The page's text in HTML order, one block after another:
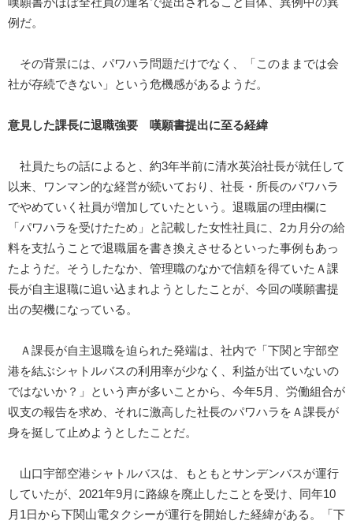
例だ。
その背景には、パワハラ問題だけでなく、「このままでは会
社が存続できない」という危機感があるようだ。
意見した課長に退職強要 嘆願書提出に至る経緯
社員たちの話によると、約3年半前に清水英治社長が就任して
以来、ワンマン的な経営が続いており、社長・所長のパワハラ
でやめていく社員が増加していたという。退職届の理由欄に
「パワハラを受けたため」と記載した女性社員に、2カ月分の給
料を支払うことで退職届を書き換えさせるといった事例もあっ
たようだ。そうしたなか、管理職のなかで信頼を得ていたＡ課
長が自主退職に追い込まれようとしたことが、今回の嘆願書提
出の契機になっている。
Ａ課長が自主退職を迫られた発端は、社内で「下関と宇部空
港を結ぶシャトルバスの利用率が少なく、利益が出ていないの
ではないか？」という声が多いことから、今年5月、労働組合が
収支の報告を求め、それに激高した社長のパワハラをＡ課長が
身を挺して止めようとしたことだ。
山口宇部空港シャトルバスは、もともとサンデンバスが運行
していたが、2021年9月に路線を廃止したことを受け、同年10
月1日から下関山電タクシーが運行を開始した経緯がある。「下